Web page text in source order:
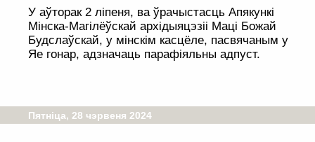
У аўторак 2 ліпеня, ва ўрачыстасць Апякункі
Мінска-Магілёўскай архідыяцэзіі Маці Божай
Будслаўскай, у мінскім касцёле, пасвячаным у
Яе гонар, адзначаць парафіяльны адпуст.
Пятніца, 28 чэрвеня 2024